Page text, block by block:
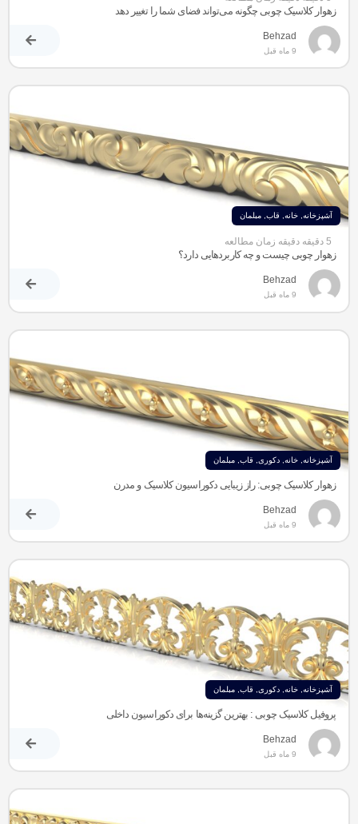
زهوار کلاسیک چوبی چگونه می‌تواند فضای شما را تغییر دهد
Behzad
9 ماه قبل
آشپزخانه, خانه, قاب, مبلمان
5 دقیقه دقیقه زمان مطالعه
زهوار چوبی چیست و چه کاربردهایی دارد؟
Behzad
9 ماه قبل
آشپزخانه خانه دکوری قاب مبلمان
زهوار کلاسیک چوبی: راز زیبایی دکوراسیون کلاسیک و مدرن
Behzad
9 ماه قبل
آشپزخانه خانه دکوری قاب مبلمان
پروفیل کلاسیک چوبی : بهترین گزینه‌ها برای دکوراسیون داخلی
Behzad
9 ماه قبل